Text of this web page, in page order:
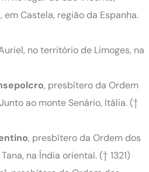
Castela, região da Espanha.
no território de Limoges, na
, presbítero da Ordem
ao monte Senário, Itália. (†
, presbítero da Ordem dos
na Índia oriental. († 1321)